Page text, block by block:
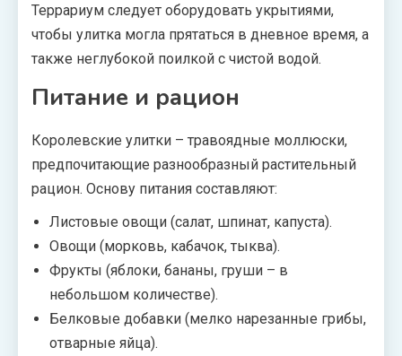
Террариум следует оборудовать укрытиями,
чтобы улитка могла прятаться в дневное время, а
также неглубокой поилкой с чистой водой.
Питание и рацион
Королевские улитки – травоядные моллюски,
предпочитающие разнообразный растительный
рацион. Основу питания составляют:
Листовые овощи (салат, шпинат, капуста).
Овощи (морковь, кабачок, тыква).
Фрукты (яблоки, бананы, груши – в
небольшом количестве).
Белковые добавки (мелко нарезанные грибы,
отварные яйца).